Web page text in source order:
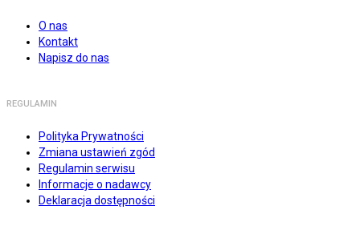
O nas
Kontakt
Napisz do nas
REGULAMIN
Polityka Prywatności
Zmiana ustawień zgód
Regulamin serwisu
Informacje o nadawcy
Deklaracja dostępności